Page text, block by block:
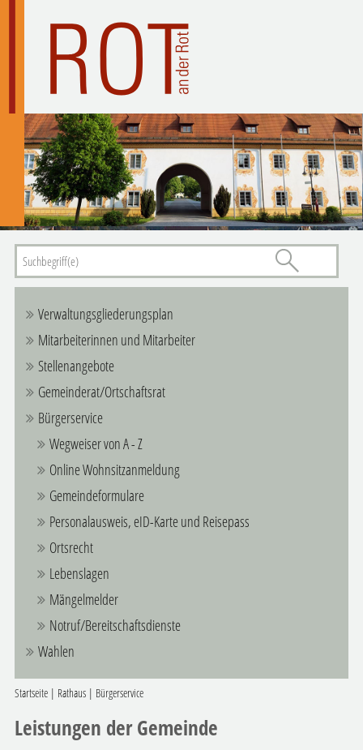
Verwaltungsgliederungsplan
Mitarbeiterinnen und Mitarbeiter
Stellenangebote
Gemeinderat/Ortschaftsrat
Bürgerservice
Wegweiser von A - Z
Online Wohnsitzanmeldung
Gemeindeformulare
Personalausweis, eID-Karte und Reisepass
Ortsrecht
Lebenslagen
Mängelmelder
Notruf/Bereitschaftsdienste
Wahlen
Startseite| Rathaus| Bürgerservice
Leistungen der Gemeinde